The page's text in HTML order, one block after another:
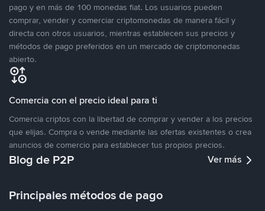
pago y en más de 100 monedas fiat. Los usuarios pueden
comprar, vender y comerciar criptomonedas de manera fácil y
directa con otros usuarios, mientras establecen sus precios y
métodos de pago preferidos en un mercado de criptomonedas
abierto.
Comercia con el precio ideal para ti
Comercia criptos con la libertad de comprar y vender a los precios
que elijas. Compra o vende mediante las ofertas existentes o crea
anuncios de comercio para establecer tus propios precios.
Blog de P2P Ver más
Principales métodos de pago